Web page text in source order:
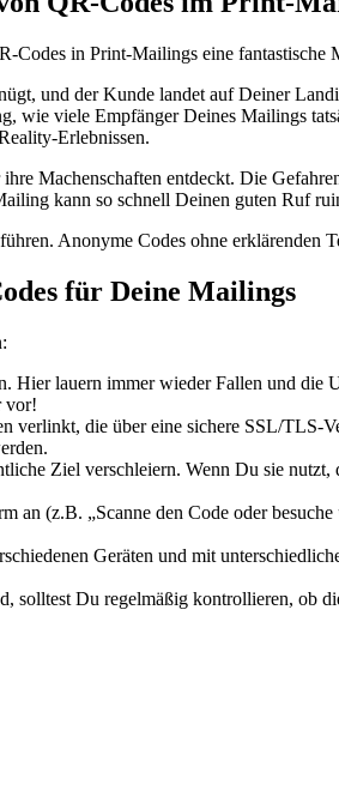
in Print-Mailings eine
und der Kunde landet auf Deiner
wie viele Empfänger Deines Mailings
Erlebnissen.
Machenschaften entdeckt. Die
kann so schnell Deinen guten Ruf
Anonyme Codes ohne erklärenden
für Deine Mailings
Hier lauern immer wieder Fallen und
vor!
verlinkt, die über eine sichere SSL/TLS-
Ziel verschleiern. Wenn Du sie
an (z.B. „Scanne den Code oder besuche
Geräten und mit
solltest Du regelmäßig kontrollieren, ob